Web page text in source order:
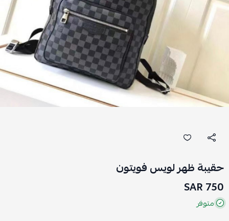
حقيبة ظهر لويس فويتون
750 SAR
متوفر